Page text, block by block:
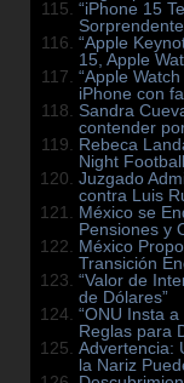
“iPhone 15
“Apple
15, Apple
“Apple
iPhone con
Sandra
contender
Rebeca
Night
Juzgado
contra Luis
México se
Pensiones y
México
Transición
“Valor de
de Dólares”
“ONU Insta
Reglas para
Advertencia:
la Nariz